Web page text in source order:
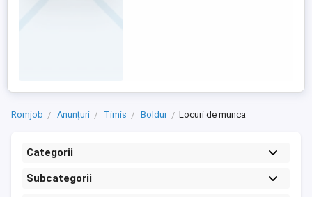
Romjob Anunțuri Timis Boldur Locuri de munca
Categorii
Subcategorii